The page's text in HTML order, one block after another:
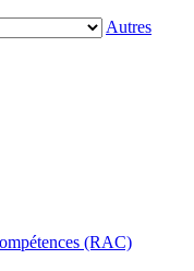
Autres
(RAC)